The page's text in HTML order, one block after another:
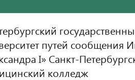
путей сообщения
I» Санкт-
колледж